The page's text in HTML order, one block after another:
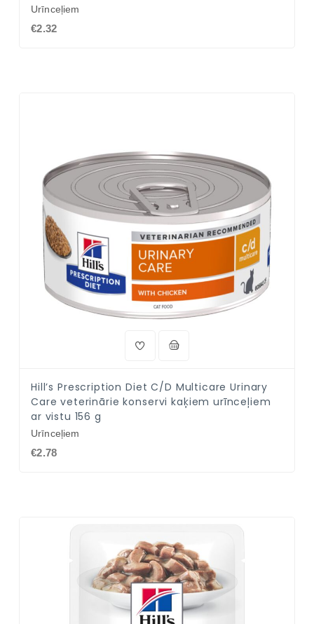
Urīnceļiem
€2.32
Hill’s Prescription Diet C/D Multicare Urinary
Care veterinārie konservi kaķiem urīnceļiem
ar vistu 156 g
Urīnceļiem
€2.78